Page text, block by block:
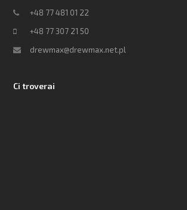
+48 77 481 01 22
+48 77 307 21 50
drewmax@drewmax.net.pl
Ci troverai